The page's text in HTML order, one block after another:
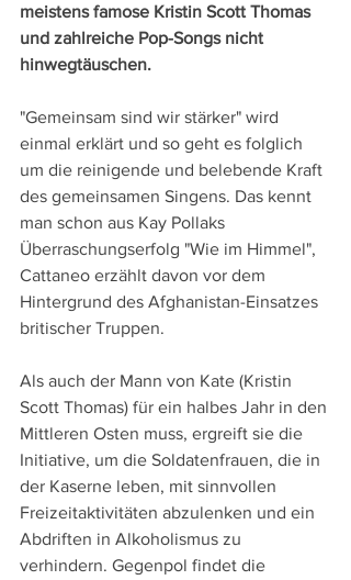
meistens famose Kristin Scott Thomas
und zahlreiche Pop-Songs nicht
hinwegtäuschen.
"Gemeinsam sind wir stärker" wird
einmal erklärt und so geht es folglich
um die reinigende und belebende Kraft
des gemeinsamen Singens. Das kennt
man schon aus Kay Pollaks
Überraschungserfolg "Wie im Himmel",
Cattaneo erzählt davon vor dem
Hintergrund des Afghanistan-Einsatzes
britischer Truppen.
Als auch der Mann von Kate (Kristin
Scott Thomas) für ein halbes Jahr in den
Mittleren Osten muss, ergreift sie die
Initiative, um die Soldatenfrauen, die in
der Kaserne leben, mit sinnvollen
Freizeitaktivitäten abzulenken und ein
Abdriften in Alkoholismus zu
verhindern. Gegenpol findet die